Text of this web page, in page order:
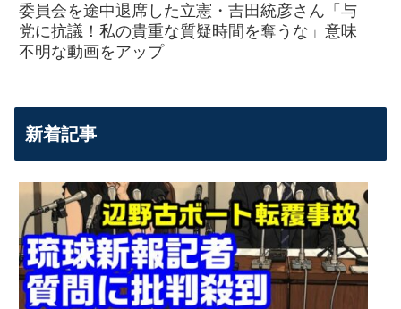
委員会を途中退席した立憲・吉田統彦さん「与
党に抗議！私の貴重な質疑時間を奪うな」意味
不明な動画をアップ
新着記事